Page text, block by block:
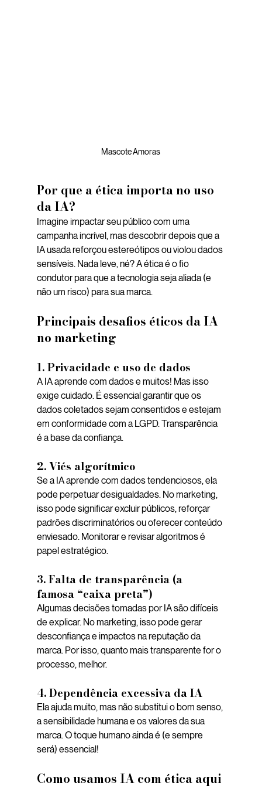
Mascote Amoras
Por que a ética importa no uso
da IA?
Imagine impactar seu público com uma
campanha incrível, mas descobrir depois que a
IA usada reforçou estereótipos ou violou dados
sensíveis. Nada leve, né? A ética é o fio
condutor para que a tecnologia seja aliada (e
não um risco) para sua marca.
Principais desafios éticos da IA
no marketing
1. Privacidade e uso de dados
A IA aprende com dados e muitos! Mas isso
exige cuidado. É essencial garantir que os
dados coletados sejam consentidos e estejam
em conformidade com a LGPD. Transparência
é a base da confiança.
2. Viés algorítmico
Se a IA aprende com dados tendenciosos, ela
pode perpetuar desigualdades. No marketing,
isso pode significar excluir públicos, reforçar
padrões discriminatórios ou oferecer conteúdo
enviesado. Monitorar e revisar algoritmos é
papel estratégico.
3. Falta de transparência (a
famosa “caixa preta”)
Algumas decisões tomadas por IA são difíceis
de explicar. No marketing, isso pode gerar
desconfiança e impactos na reputação da
marca. Por isso, quanto mais transparente for o
processo, melhor.
4. Dependência excessiva da IA
Ela ajuda muito, mas não substitui o bom senso,
a sensibilidade humana e os valores da sua
marca. O toque humano ainda é (e sempre
será) essencial!
Como usamos IA com ética aqui